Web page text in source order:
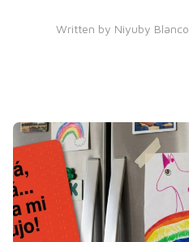
Written by Niyuby Blanco